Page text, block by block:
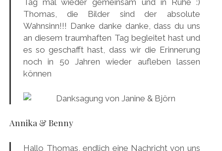
Tag mal wieder gemeinsam und in Ruhe :)
Thomas, die Bilder sind der absolute
Wahnsinn!!! Danke danke danke, dass du uns
an diesem traumhaften Tag begleitet hast und
es so geschafft hast, dass wir die Erinnerung
noch in 50 Jahren wieder aufleben lassen
können
Annika & Benny
Hallo Thomas, endlich eine Nachricht von uns